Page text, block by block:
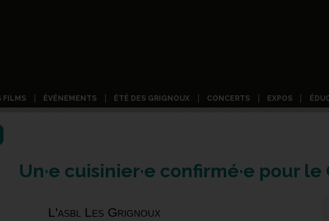
FILMS ÉVÉNEMENTS ÉTÉ DES GRIGNOUX CONCERTS EXPOS
Un·e cuisinier·e confirmé·e pour le
L'asbl Les Grignoux